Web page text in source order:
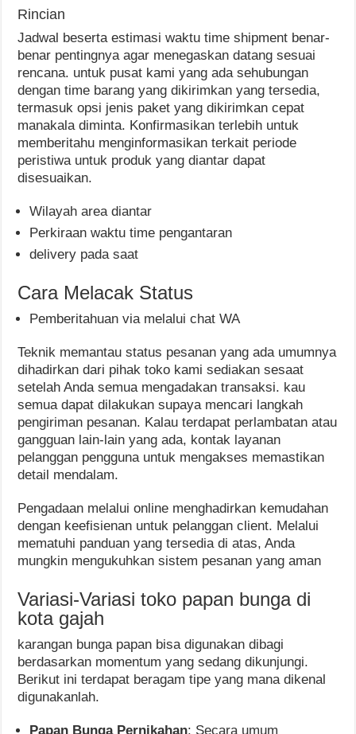
Rincian
Jadwal beserta estimasi waktu time shipment benar-
benar pentingnya agar menegaskan datang sesuai
rencana. untuk pusat kami yang ada sehubungan
dengan time barang yang dikirimkan yang tersedia,
termasuk opsi jenis paket yang dikirimkan cepat
manakala diminta. Konfirmasikan terlebih untuk
memberitahu menginformasikan terkait periode
peristiwa untuk produk yang diantar dapat
disesuaikan.
Wilayah area diantar
Perkiraan waktu time pengantaran
delivery pada saat
Cara Melacak Status
Pemberitahuan via melalui chat WA
Teknik memantau status pesanan yang ada umumnya
dihadirkan dari pihak toko kami sediakan sesaat
setelah Anda semua mengadakan transaksi. kau
semua dapat dilakukan supaya mencari langkah
pengiriman pesanan. Kalau terdapat perlambatan atau
gangguan lain-lain yang ada, kontak layanan
pelanggan pengguna untuk mengakses memastikan
detail mendalam.
Pengadaan melalui online menghadirkan kemudahan
dengan keefisienan untuk pelanggan client. Melalui
mematuhi panduan yang tersedia di atas, Anda
mungkin mengukuhkan sistem pesanan yang aman
Variasi-Variasi toko papan bunga di
kota gajah
karangan bunga papan bisa digunakan dibagi
berdasarkan momentum yang sedang dikunjungi.
Berikut ini terdapat beragam tipe yang mana dikenal
digunakanlah.
Papan Bunga Pernikahan: Secara umum